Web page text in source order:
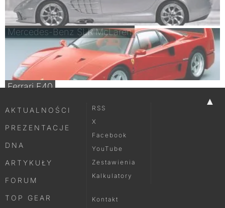
Mercedes-Benz SLR McLaren
Ferrari F40
▲
AKTUALNOŚCI
PREZENTACJE
DNA
ARTYKUŁY
FORUM
TOP GEAR
RSS
X
Facebook
YouTube
Zestawienia
Kalkulatory
Kontakt